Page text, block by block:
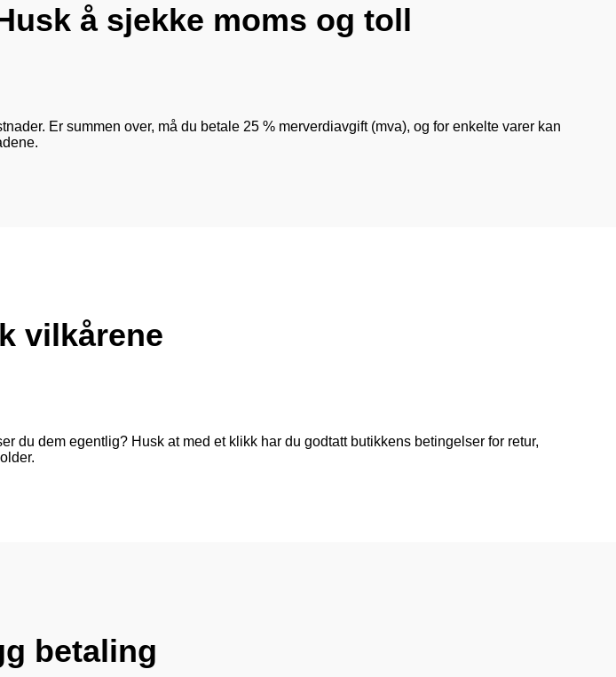
å sjekke moms og toll
Er summen over, må du betale 25 % merverdiavgift (mva), og for enkelte varer kan
vilkårene
du dem egentlig? Husk at med et klikk har du godtatt butikkens betingelser for retur,
betaling